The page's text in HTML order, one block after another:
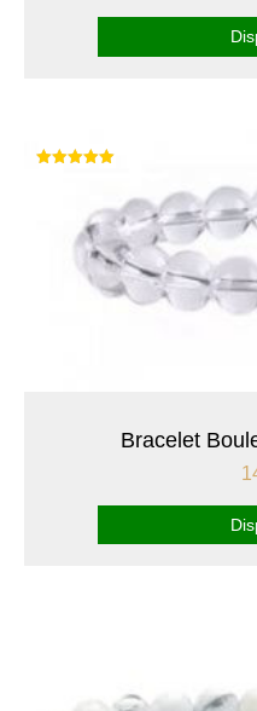
Bracelet